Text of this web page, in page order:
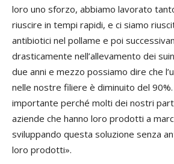
loro uno sforzo, abbiamo lavorato
riuscire in tempi rapidi, e ci siamo
antibiotici nel pollame e poi
drasticamente nell’allevamento dei
due anni e mezzo possiamo dire che
nelle nostre filiere è diminuito del
importante perché molti dei nostri
aziende che hanno loro prodotti a
sviluppando questa soluzione senza
loro prodotti».